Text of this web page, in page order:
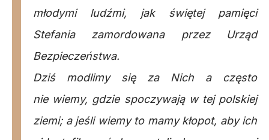
młodymi ludźmi, jak świętej pamięci
Stefania zamordowana przez Urząd
Bezpieczeństwa.
Dziś modlimy się za Nich a często
nie wiemy, gdzie spoczywają w tej polskiej
ziemi; a jeśli wiemy to mamy kłopot, aby ich